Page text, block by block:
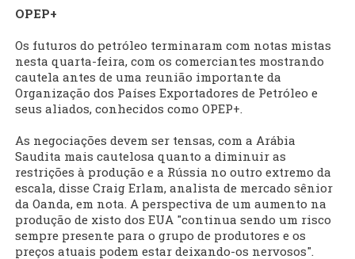
OPEP+
Os futuros do petróleo terminaram com notas mistas
nesta quarta-feira, com os comerciantes mostrando
cautela antes de uma reunião importante da
Organização dos Países Exportadores de Petróleo e
seus aliados, conhecidos como OPEP+.
As negociações devem ser tensas, com a Arábia
Saudita mais cautelosa quanto a diminuir as
restrições à produção e a Rússia no outro extremo da
escala, disse Craig Erlam, analista de mercado sênior
da Oanda, em nota. A perspectiva de um aumento na
produção de xisto dos EUA "continua sendo um risco
sempre presente para o grupo de produtores e os
preços atuais podem estar deixando-os nervosos".